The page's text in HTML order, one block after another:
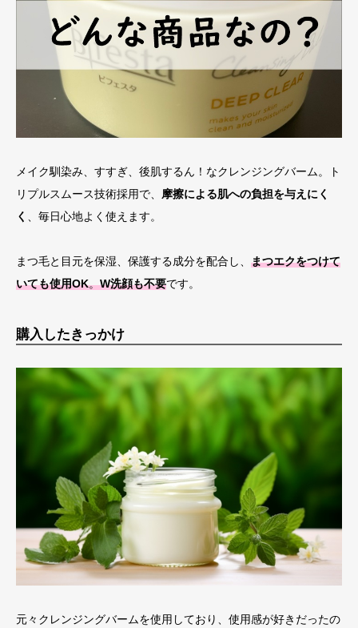
メイク馴染み、すすぎ、後肌するん！なクレンジングバーム。ト
リプルスムース技術採用で、 摩擦による肌への負担を与えにく
く
、毎日心地よく使えます。
まつ毛と目元を保湿、保護する成分を配合し、 まつエクをつけて
いても使用OK。W洗顔も不要です。
購入したきっかけ
元々クレンジングバームを使用しており、使用感が好きだったの